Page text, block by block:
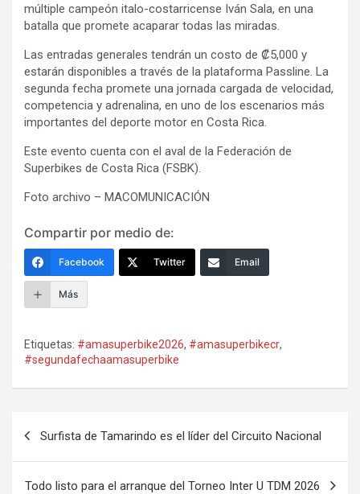
múltiple campeón italo-costarricense Iván Sala, en una
batalla que promete acaparar todas las miradas.
Las entradas generales tendrán un costo de ₡5,000 y
estarán disponibles a través de la plataforma Passline. La
segunda fecha promete una jornada cargada de velocidad,
competencia y adrenalina, en uno de los escenarios más
importantes del deporte motor en Costa Rica.
Este evento cuenta con el aval de la Federación de
Superbikes de Costa Rica (FSBK).
Foto archivo – MACOMUNICACIÓN
Compartir por medio de:
Facebook Twitter Email
Más
Etiquetas: #amasuperbike2026, #amasuperbikecr,
#segundafechaamasuperbike
Surfista de Tamarindo es el líder del Circuito Nacional
Todo listo para el arranque del Torneo Inter U TDM 2026